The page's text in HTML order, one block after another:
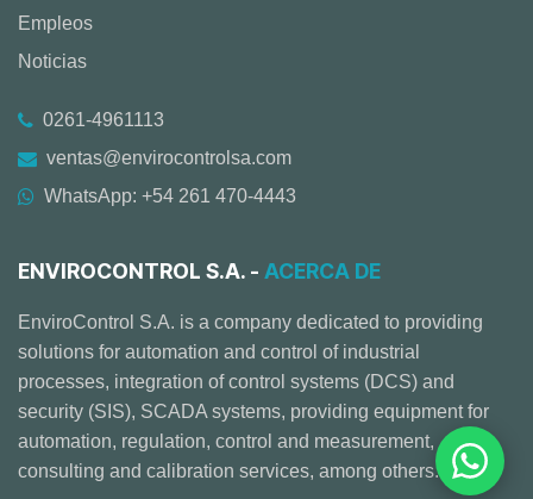
Empleos
Noticias
0261-4961113
ventas@envirocontrolsa.com
WhatsApp: +54 261 470-4443
ENVIROCONTROL S.A. - ACERCA DE
EnviroControl S.A. is a company dedicated to providing
solutions for automation and control of industrial
processes, integration of control systems (DCS) and
security (SIS), SCADA systems, providing equipment for
automation, regulation, control and measurement,
consulting and calibration services, among others.